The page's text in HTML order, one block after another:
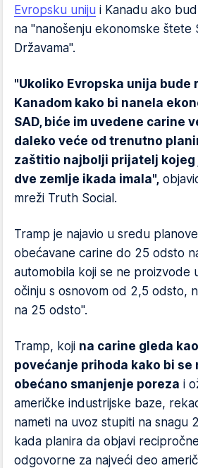
Evropsku uniju i Kanadu ako
na "nanošenju ekonomske štete
Državama".
"Ukoliko Evropska unija bude
Kanadom kako bi nanela
SAD, biće im uvedene carine
daleko veće od trenutno
zaštitio najbolji prijatelj kojeg
dve zemlje ikada imala",
mreži Truth Social.
Tramp je najavio u sredu
obećavane carine do 25 odsto
automobila koji se ne proizvode
očinju s osnovom od 2,5 odsto,
na 25 odsto".
Tramp, koji na carine gleda
povećanje prihoda kako bi se
obećano smanjenje poreza i
američke industrijske baze,
nameti na uvoz stupiti na snagu
kada planira da objavi
odgovorne za najveći deo